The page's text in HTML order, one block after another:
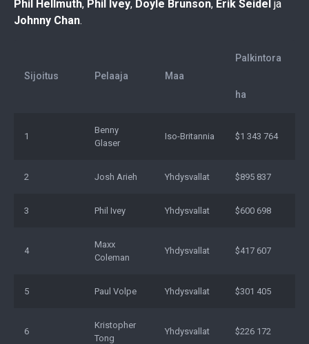
Phil Hellmuth, Phil Ivey, Doyle Brunson, Erik Seidel ja
Johnny Chan.
Sijoitus Pelaaja Maa
Palkintora
ha
1
Benny
Glaser
Iso-Britannia $1 343 764
2 Josh Arieh Yhdysvallat $895 837
3 Phil Ivey Yhdysvallat $600 698
4
Maxx
Coleman
Yhdysvallat $417 607
5 Paul Volpe Yhdysvallat $301 405
6
Kristopher
Tong
Yhdysvallat $226 172